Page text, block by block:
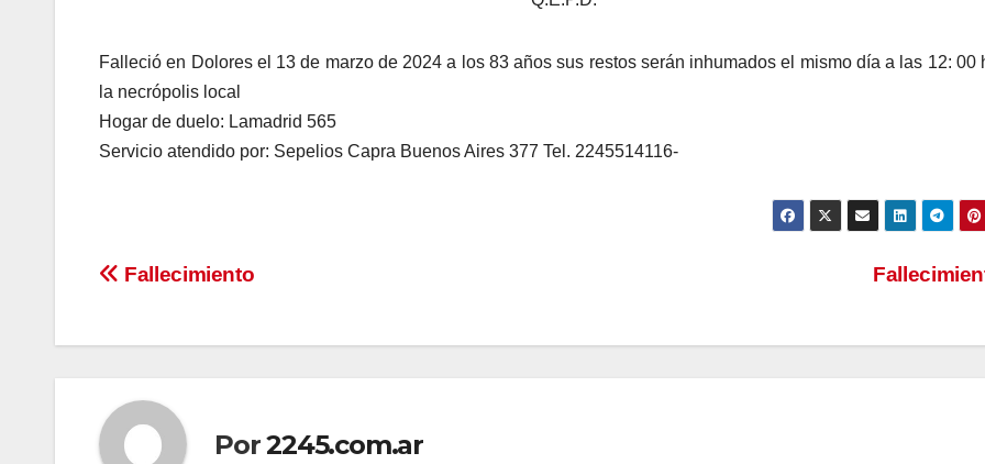
Falleció en Dolores el 13 de marzo de 2024 a los 83 años sus restos serán inhumados el mismo día a las 12: 00
la necrópolis local
Hogar de duelo: Lamadrid 565
Servicio atendido por: Sepelios Capra Buenos Aires 377 Tel. 2245514116-
Navegación
Fallecimiento
Por2245.com.ar